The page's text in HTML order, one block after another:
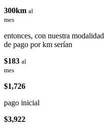
300km al
mes
entonces, con nuestra modalidad
de pago por km serían
$183 al
mes
$1,726
pago inicial
$3,922